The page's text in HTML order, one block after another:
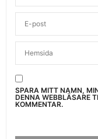
SPARA MITT NAMN,
DENNA WEBBLÄSARE
KOMMENTAR.